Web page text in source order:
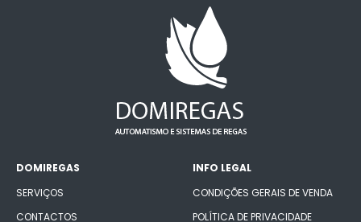
DOMIREGAS
SERVIÇOS
CONTACTOS
INFO LEGAL
CONDIÇÕES GERAIS DE VENDA
POLÍTICA DE PRIVACIDADE